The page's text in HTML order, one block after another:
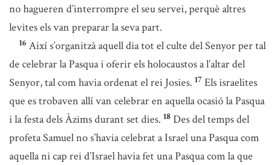
no hagueren d’interrompre el seu servei, perquè altres
levites els van preparar la seva part.
16 Així s’organitzà aquell dia tot el culte del Senyor per tal
de celebrar la Pasqua i oferir els holocaustos a l’altar del
Senyor, tal com havia ordenat el rei Josies. 17 Els israelites
que es trobaven allí van celebrar en aquella ocasió la Pasqua
i la festa dels Àzims durant set dies. 18 Des del temps del
profeta Samuel no s’havia celebrat a Israel una Pasqua com
aquella ni cap rei d’Israel havia fet una Pasqua com la que